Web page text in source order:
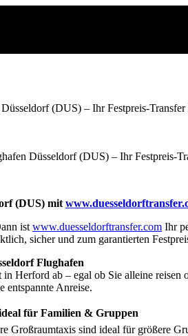
(DUS) – Ihr Festpreis-Transfer
Düsseldorf (DUS) – Ihr Festpreis-
(DUS) mit
ist www.duesseldorftransfer.com Ihr
sicher und zum garantierten
Flughafen
Herford ab – egal ob Sie alleine
entspannte Anreise.
für Familien & Gruppen
Großraumtaxis sind ideal für größere